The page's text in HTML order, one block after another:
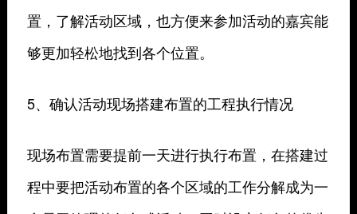
置，了解活动区域，也方便来参加活动的嘉宾能
够更加轻松地找到各个位置。
5、确认活动现场搭建布置的工程执行情况
现场布置需要提前一天进行执行布置，在搭建过
程中要把活动布置的各个区域的工作分解成为一